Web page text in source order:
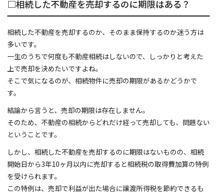
プライバシーポリシー
お問い合わせ
トピックス
お客さまの声
□相続した不動産を売却するのに期限はある？
相続した不動産を売却するのか、そのまま保持するのか迷う方は
多いです。
一生のうちで何度も不動産相続はしないので、しっかりと考えた
上で売却を決めたいですよね。
そこで気になるのが、相続物件に売却の期限があるかどうかで
す。
結論から言うと、売却の期限は存在しません。
そのため、不動産の相続からどれだけ経って売却しても、問題ない
ということです。
しかし、相続した不動産を売却するのに期限はないものの、相続
開始日から3年10ヶ月以内に売却すると相続税の取得費加算の特例
を受けられます。
この特例は、売却で利益が出た場合に譲渡所得税を節約できるも